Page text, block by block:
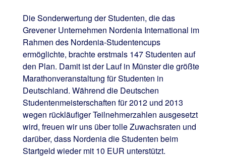
Die Sonderwertung der Studenten, die das
Grevener Unternehmen Nordenia International im
Rahmen des Nordenia-Studentencups
ermöglichte, brachte erstmals 147 Studenten auf
den Plan. Damit ist der Lauf in Münster die größte
Marathonveranstaltung für Studenten in
Deutschland. Während die Deutschen
Studentenmeisterschaften für 2012 und 2013
wegen rückläufiger Teilnehmerzahlen ausgesetzt
wird, freuen wir uns über tolle Zuwachsraten und
darüber, dass Nordenia die Studenten beim
Startgeld wieder mit 10 EUR unterstützt.